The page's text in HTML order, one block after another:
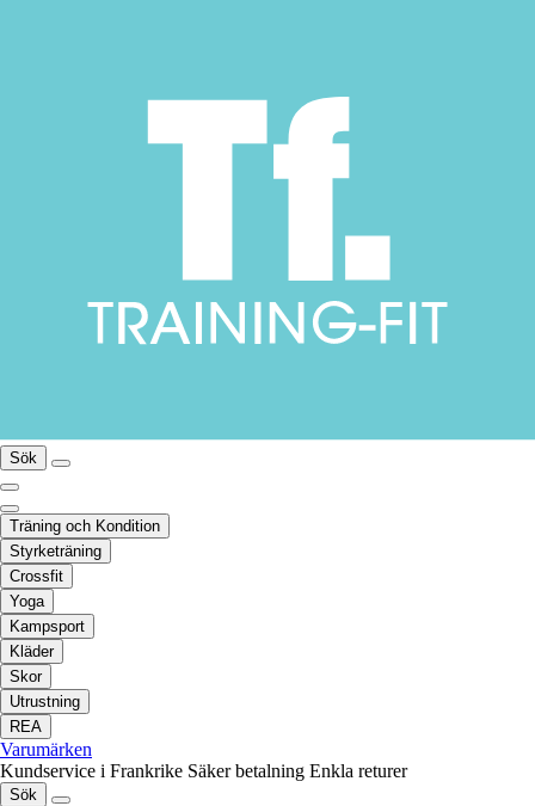
Sök
Träning och Kondition
Styrketräning
Crossfit
Yoga
Kampsport
Kläder
Skor
Utrustning
REA
Varumärken
Kundservice i Frankrike Säker betalning Enkla returer
Sök